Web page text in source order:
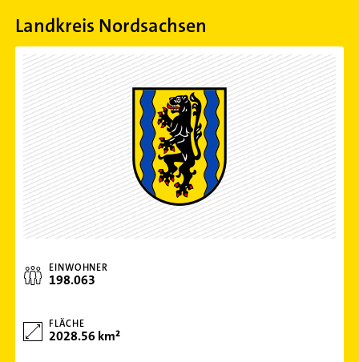
Landkreis Nordsachsen
EINWOHNER
198.063
FLÄCHE
2028.56 km²